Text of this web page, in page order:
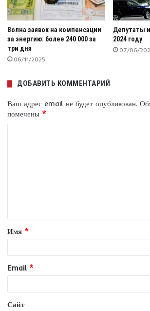
Волна заявок на компенсации
за энергию: более 240 000 за
три дня
06/11/2025
Депутаты
2024 году
07/06/
ДОБАВИТЬ КОММЕНТАРИЙ
Ваш адрес email не будет опубликован.
помечены *
т
а
и
й
*
Имя *
Email *
Сайт